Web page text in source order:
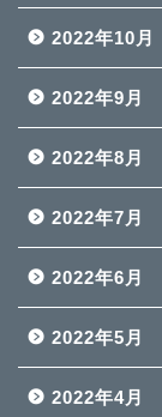
2022年10月
2022年9月
2022年8月
2022年7月
2022年6月
2022年5月
2022年4月